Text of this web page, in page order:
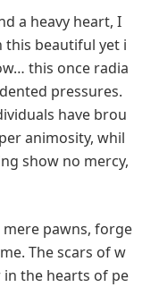
a heavy heart, I
this beautiful yet i
this once radia
pressures.
have brou
animosity, whil
show no mercy,
mere pawns, forge
The scars of w
the hearts of pe